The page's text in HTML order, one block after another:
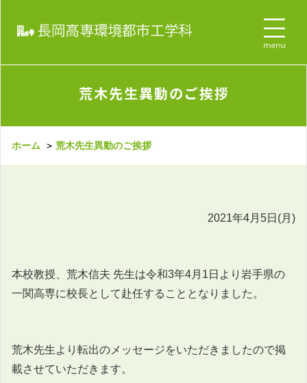
荒木先生異動のご挨拶
ホーム ＞ 荒木先生異動のご挨拶
2021年4月5日(月)
本校教授、荒木信夫 先生は令和3年4月1日より岩手県の
一関高専に校長として赴任することとなりました。
荒木先生より転出のメッセージをいただきましたので掲
載させていただきます。